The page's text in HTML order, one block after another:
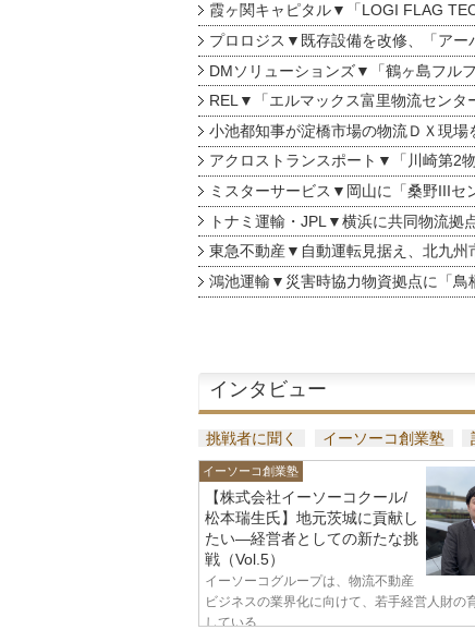
霞ヶ関キャピタル▼「LOGI FLAG
プロロジス▼既存設備を改修、「アー
DMソリューションズ▼「鶴ヶ島フル
REL▼「エルマックス富里物流センタ
小池都知事が淀橋市場の物流ＤＸ現場
アクロストランスポート▼「川崎第2
ミスターサービス▼岡山に「桑野IIIセ
トナミ運輸・JPL▼横浜に共同物流拠
東急不動産▼自動運転見据え、北九州
鴻池運輸▼災害時協力物資拠点に「鳥
インタビュー
挑戦者に聞く イーソーコ創業塾
イーソーコ創業塾
【株式会社イーソーコクール/
松本瑞生氏】地元茨城に貢献し
たい—経営者としての新たな挑
戦（Vol.5）
イーソーコグループは、物流不動産
ビジネスの業界化に向けて、若手経営人財の
している...